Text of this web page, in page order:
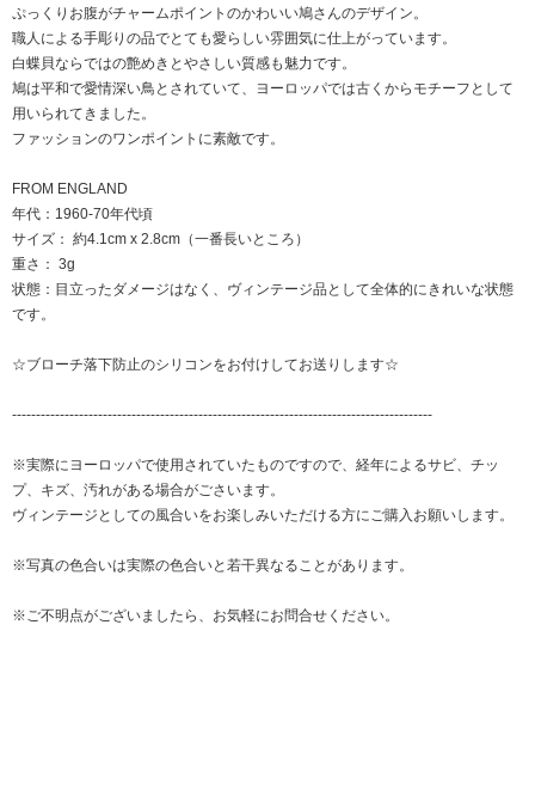
ぷっくりお腹がチャームポイントのかわいい鳩さんのデザイン。
職人による手彫りの品でとても愛らしい雰囲気に仕上がっています。
白蝶貝ならではの艶めきとやさしい質感も魅力です。
鳩は平和で愛情深い鳥とされていて、ヨーロッパでは古くからモチーフとして
用いられてきました。
ファッションのワンポイントに素敵です。
FROM ENGLAND
年代：1960-70年代頃
サイズ： 約4.1cm x 2.8cm（一番長いところ）
重さ： 3g
状態：目立ったダメージはなく、ヴィンテージ品として全体的にきれいな状態
です。
☆ブローチ落下防止のシリコンをお付けしてお送りします☆
----------------------------------------------------------------------------------------
※実際にヨーロッパで使用されていたものですので、経年によるサビ、チッ
プ、キズ、汚れがある場合がごさいます。
ヴィンテージとしての風合いをお楽しみいただける方にご購入お願いします。
※写真の色合いは実際の色合いと若干異なることがあります。
※ご不明点がございましたら、お気軽にお問合せください。